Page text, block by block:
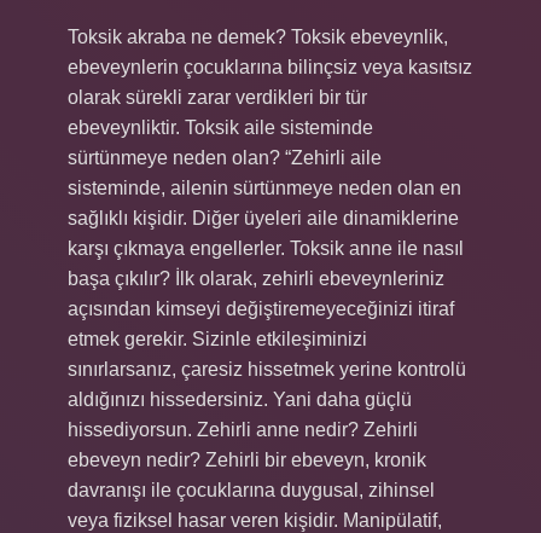
Toksik akraba ne demek? Toksik ebeveynlik,
ebeveynlerin çocuklarına bilinçsiz veya kasıtsız
olarak sürekli zarar verdikleri bir tür
ebeveynliktir. Toksik aile sisteminde
sürtünmeye neden olan? “Zehirli aile
sisteminde, ailenin sürtünmeye neden olan en
sağlıklı kişidir. Diğer üyeleri aile dinamiklerine
karşı çıkmaya engellerler. Toksik anne ile nasıl
başa çıkılır? İlk olarak, zehirli ebeveynleriniz
açısından kimseyi değiştiremeyeceğinizi itiraf
etmek gerekir. Sizinle etkileşiminizi
sınırlarsanız, çaresiz hissetmek yerine kontrolü
aldığınızı hissedersiniz. Yani daha güçlü
hissediyorsun. Zehirli anne nedir? Zehirli
ebeveyn nedir? Zehirli bir ebeveyn, kronik
davranışı ile çocuklarına duygusal, zihinsel
veya fiziksel hasar veren kişidir. Manipülatif,